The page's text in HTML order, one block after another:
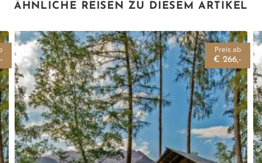
ÄHNLICHE REISEN ZU DIESEM ARTIKEL
Preis ab
€ 266,-